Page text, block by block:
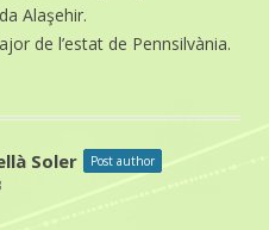
Alaşehir.
de l’estat de Pennsilvània.
Soler Post author